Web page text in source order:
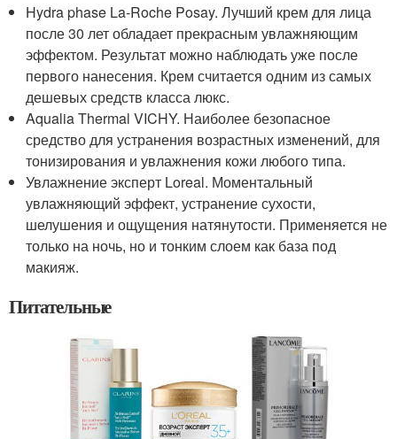
Hydra phase La-Roche Posay. Лучший крем для лица
после 30 лет обладает прекрасным увлажняющим
эффектом. Результат можно наблюдать уже после
первого нанесения. Крем считается одним из самых
дешевых средств класса люкс.
Aqualia Thermal VICHY. Наиболее безопасное
средство для устранения возрастных изменений, для
тонизирования и увлажнения кожи любого типа.
Увлажнение эксперт Loreal. Моментальный
увлажняющий эффект, устранение сухости,
шелушения и ощущения натянутости. Применяется не
только на ночь, но и тонким слоем как база под
макияж.
Питательные